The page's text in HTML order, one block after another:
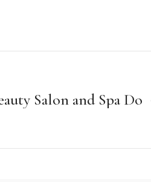
Salon and Spa Do